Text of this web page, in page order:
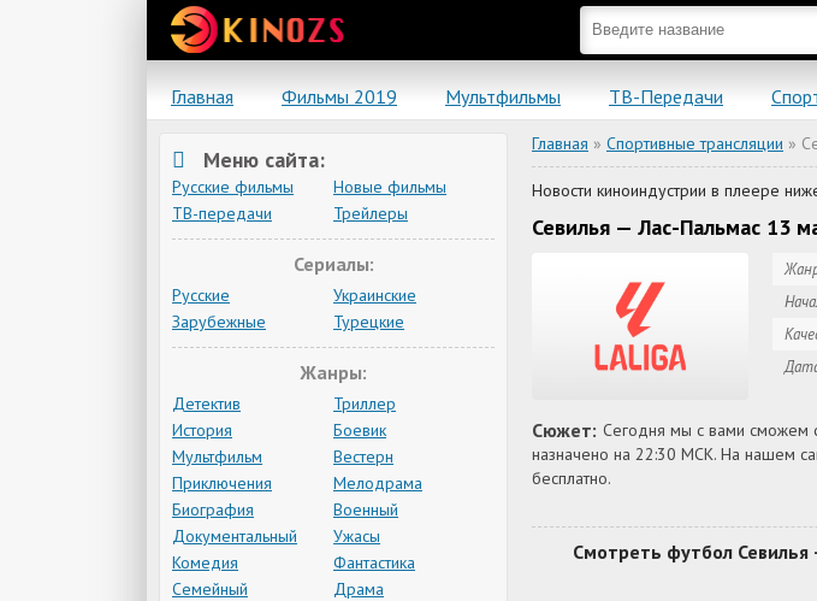
Главная Фильмы 2019 Мультфильмы ТВ-Передачи
Главная » Спортивные трансляции »
Новости киноиндустрии в плеере
Севилья — Лас-Пальмас 13
Сюжет: Сегодня мы с вами сможем
назначено на 22:30 МСК. На нашем
бесплатно.
Смотреть футбол
Меню сайта:
Русские фильмы
Новые фильмы
ТВ-передачи
Трейлеры
Сериалы:
Русские
Украинские
Зарубежные
Турецкие
Жанры:
Детектив
Триллер
История
Боевик
Мультфильм
Вестерн
Приключения
Мелодрама
Биография
Военный
Документальный
Ужасы
Комедия
Фантастика
Семейный
Драма